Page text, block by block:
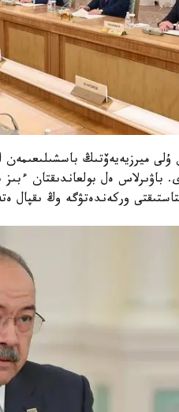
ميرزيەيەۆتىڭ باسشىلىعىمەن
ەل بولعاندىقتان ءبىز
وركەندەتۋگە وڭ